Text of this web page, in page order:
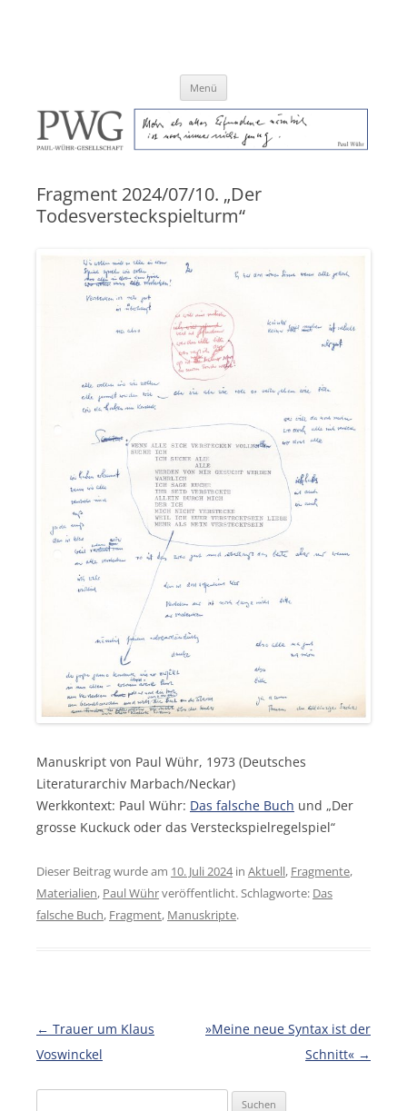
Menü
Fragment 2024/07/10. „Der
Todesversteckspielturm“
Manuskript von Paul Wühr, 1973 (Deutsches
Literaturarchiv Marbach/Neckar)
Werkkontext: Paul Wühr: Das falsche Buch und „Der
grosse Kuckuck oder das Versteckspielregelspiel“
Dieser Beitrag wurde am 10. Juli 2024in Aktuell, Fragmente,
Materialien, Paul Wührveröffentlicht. Schlagworte: Das
falsche Buch, Fragment, Manuskripte.
Beitragsnavigation
← Trauer um Klaus
Voswinckel
»Meine neue Syntax ist der
Schnitt« →